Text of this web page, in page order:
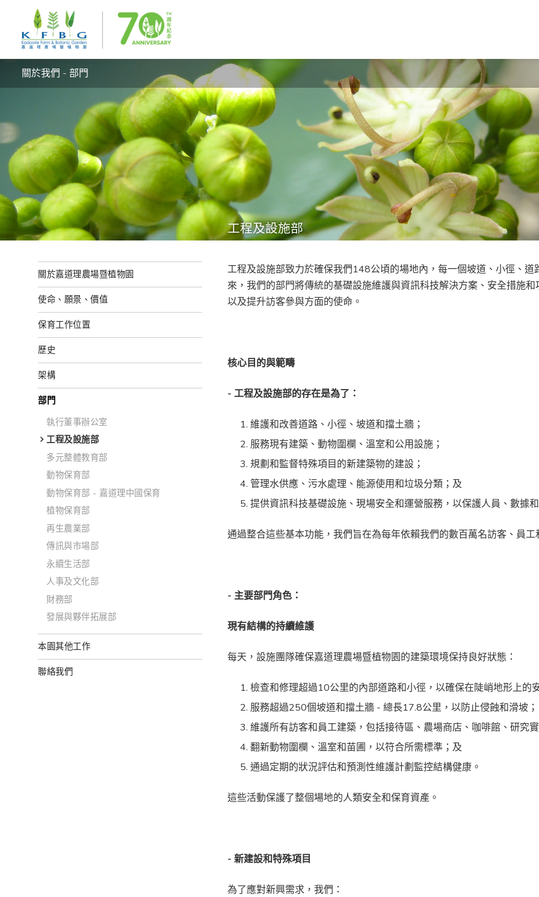
關於我們 - 部門
工程及設施部
關於嘉道理農場暨植物園
使命、願景、價值
保育工作位置
歷史
架構
部門
執行董事辦公室
工程及設施部
多元整體教育部
動物保育部
動物保育部 - 嘉道理中國保育
植物保育部
再生農業部
傳訊與市場部
永續生活部
人事及文化部
財務部
發展與夥伴拓展部
本園其他工作
聯絡我們
工程及設施部致力於確保我們148公頃的場地內，每一個坡道、小徑、
來，我們的部門將傳統的基礎設施維護與資訊科技解決方案、安全措施
以及提升訪客參與方面的使命。
核心目的與範疇
- 工程及設施部的存在是為了：
維護和改善道路、小徑、坡道和擋土牆；
服務現有建築、動物圍欄、溫室和公用設施；
規劃和監督特殊項目的新建築物的建設；
管理水供應、污水處理、能源使用和垃圾分類；及
提供資訊科技基礎設施、現場安全和運營服務，以保護人員、數據
通過整合這些基本功能，我們旨在為每年依賴我們的數百萬名訪客、員
- 主要部門角色：
現有結構的持續維護
每天，設施團隊確保嘉道理農場暨植物園的建築環境保持良好狀態：
檢查和修理超過10公里的內部道路和小徑，以確保在陡峭地形上的
服務超過250個坡道和擋土牆 - 總長17.8公里，以防止侵蝕和滑坡；
維護所有訪客和員工建築，包括接待區、農場商店、咖啡館、研究
翻新動物圍欄、溫室和苗圃，以符合所需標準；及
通過定期的狀況評估和預測性維護計劃監控結構健康。
這些活動保護了整個場地的人類安全和保育資產。
- 新建設和特殊項目
為了應對新興需求，我們：